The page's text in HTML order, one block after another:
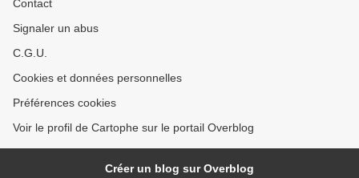
Contact
Signaler un abus
C.G.U.
Cookies et données personnelles
Préférences cookies
Voir le profil de Cartophe sur le portail Overblog
Créer un blog sur Overblog